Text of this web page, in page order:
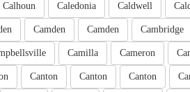
Caldwell
Caledonia
Calhoun
Cambridge
Camden
Camden
Cameron
Camilla
Canton
Canton
Canton